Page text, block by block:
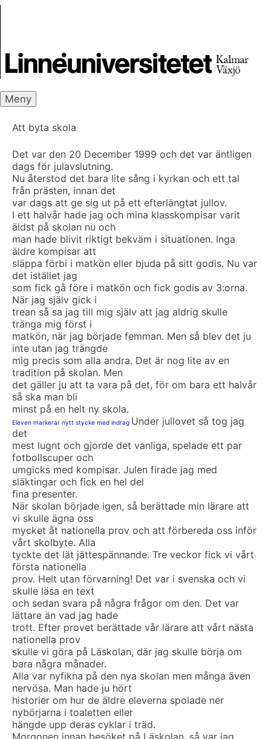
Meny
Att byta skola
Det var den 20 December 1999 och det var äntligen
dags för julavslutning.
Nu återstod det bara lite sång i kyrkan och ett tal
från prästen, innan det
var dags att ge sig ut på ett efterlängtat jullov.
I ett halvår hade jag och mina klasskompisar varit
äldst på skolan nu och
man hade blivit riktigt bekväm i situationen. Inga
äldre kompisar att
släppa förbi i matkön eller bjuda på sitt godis. Nu var
det istället jag
som fick gå före i matkön och fick godis av 3:orna.
När jag själv gick i
trean så sa jag till mig själv att jag aldrig skulle
tränga mig först i
matkön, när jag började femman. Men så blev det ju
inte utan jag trängde
mig precis som alla andra. Det är nog lite av en
tradition på skolan. Men
det gäller ju att ta vara på det, för om bara ett halvår
så ska man bli
minst på en helt ny skola.
Eleven markerar nytt stycke med indrag Under jullovet så tog jag
det
mest lugnt och gjorde det vanliga, spelade ett par
fotbollscuper och
umgicks med kompisar. Julen firade jag med
släktingar och fick en hel del
fina presenter.
När skolan började igen, så berättade min lärare att
vi skulle ägna oss
mycket åt nationella prov och att förbereda oss inför
vårt skolbyte. Alla
tyckte det lät jättespännande. Tre veckor fick vi vårt
första nationella
prov. Helt utan förvarning! Det var i svenska och vi
skulle läsa en text
och sedan svara på några frågor om den. Det var
lättare än vad jag hade
trott. Efter provet berättade vår lärare att vårt nästa
nationella prov
skulle vi göra på Läskolan, där jag skulle börja om
bara några månader.
Alla var nyfikna på den nya skolan men många även
nervösa. Man hade ju hört
historier om hur de äldre eleverna spolade ner
nybörjarna i toaletten eller
hängde upp deras cyklar i träd.
Morgonen innan besöket på Läskolan, så var jag